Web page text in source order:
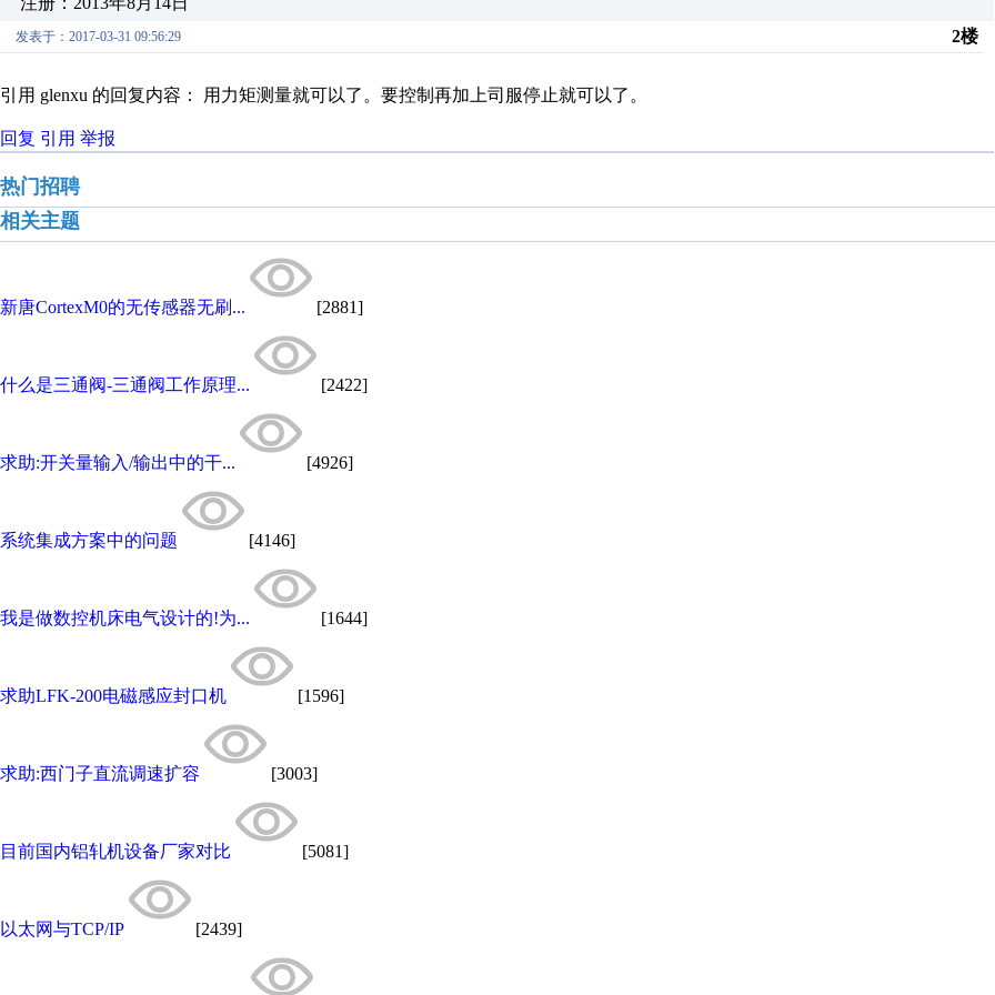
发表于：2017-03-31 09:56:29 2楼
引用 glenxu 的回复内容： 用力矩测量就可以了。要控制再加上司服停止就可以了。
回复 引用 举报
热门招聘
相关主题
新唐CortexM0的无传感器无刷... [2881]
什么是三通阀-三通阀工作原理... [2422]
求助:开关量输入/输出中的干... [4926]
系统集成方案中的问题 [4146]
我是做数控机床电气设计的!为... [1644]
求助LFK-200电磁感应封口机 [1596]
求助:西门子直流调速扩容 [3003]
目前国内铝轧机设备厂家对比 [5081]
以太网与TCP/IP [2439]